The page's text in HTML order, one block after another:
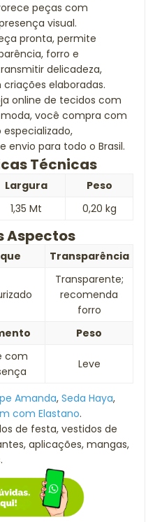
peças com
visual.
pronta, permite
forro e
delicadeza,
elaboradas.
online de tecidos com
você compra com
para todo o Brasil.
Técnicas
Largura
Peso
1,35 Mt 0,20 kg
Aspectos
Transparência
Transparente;
recomenda
forro
Peso
com
Leve
Amanda, Seda Haya,
com Elastano.
de festa, vestidos de
aplicações, mangas,